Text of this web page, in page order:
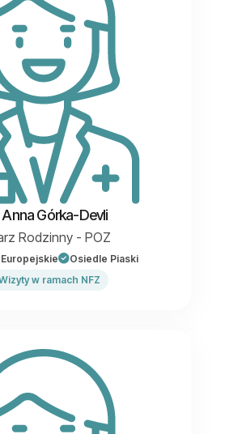
Anna Górka-Devli
Rodzinny - POZ
Osiedle Piaski
w ramach NFZ